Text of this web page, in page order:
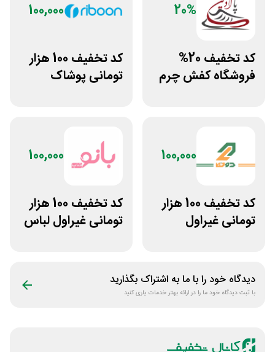
20%
کد تخفیف 20%
فروشگاه کفش چرم
100,000
کد تخفیف 100 هزار
تومانی پوشاک
100,000
کد تخفیف 100 هزار
تومانی غیراول
100,000
کد تخفیف 100 هزار
تومانی غیراول لباس
دیدگاه خود را با ما به اشتراک بگذارید
با ثبت دیدگاه خود ما را در ارائه بهتر خدمات یاری کنید